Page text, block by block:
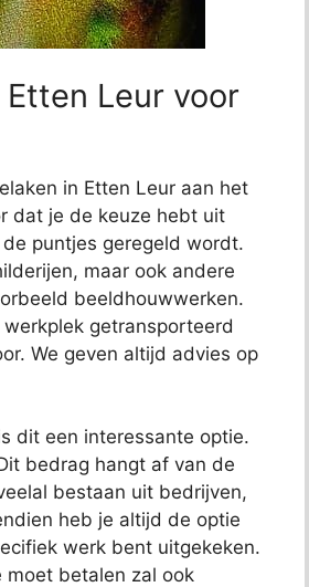
Leur voor
in Etten Leur aan het
dat je de keuze hebt uit
puntjes geregeld wordt.
maar ook andere
beeldhouwwerken.
getransporteerd
We geven altijd advies op
dit een interessante optie.
bedrag hangt af van de
bestaan uit bedrijven,
heb je altijd de optie
werk bent uitgekeken.
moet betalen zal ook